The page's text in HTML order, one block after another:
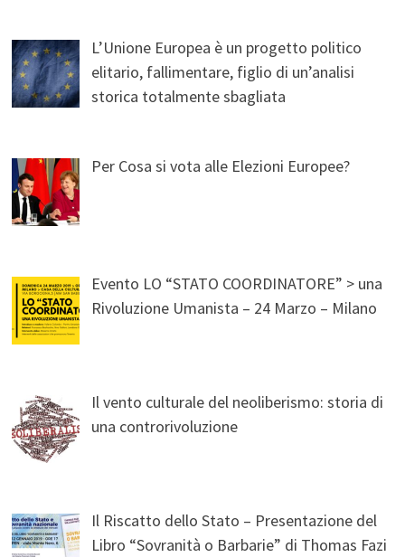
L’Unione Europea è un progetto politico
elitario, fallimentare, figlio di un’analisi
storica totalmente sbagliata
Per Cosa si vota alle Elezioni Europee?
Evento LO “STATO COORDINATORE” > una
Rivoluzione Umanista – 24 Marzo – Milano
Il vento culturale del neoliberismo: storia di
una controrivoluzione
Il Riscatto dello Stato – Presentazione del
Libro “Sovranità o Barbarie” di Thomas Fazi